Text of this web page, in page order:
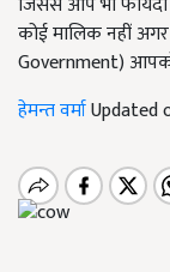
कोई मालिक नहीं
Government)
हेमन्त वर्माUpdated